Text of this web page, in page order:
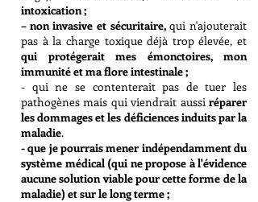
intoxication ;
– non invasive et sécuritaire,qui n'ajouterait
pas à la charge toxique déjà trop élevée, et
qui protégerait mes émonctoires, mon
immunité etma flore intestinale ;
- qui ne se contenterait pas de tuer les
pathogènes mais qui viendrait aussi réparer
les dommages et les déficiences induits par la
maladie.
- que je pourrais mener indépendamment du
système médical (qui ne propose à l'évidence
aucune solution viable pour cette forme de la
maladie) et sur le long terme ;